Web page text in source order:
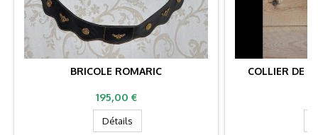
BRICOLE ROMARIC
Prix
195,00 €
Détails
COLLIER DE